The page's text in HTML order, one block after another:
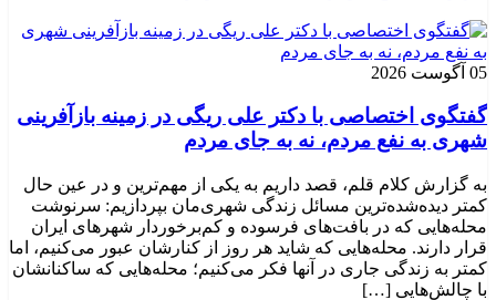
05 آگوست 2026
گفتگوی اختصاصی با دکتر علی ریگی در زمینه بازآفرینی
شهری به نفع مردم، نه به جای مردم
به گزارش کلام قلم، قصد داریم به یکی از مهم‌ترین و در عین حال
کمتر دیده‌شده‌ترین مسائل زندگی شهری‌مان بپردازیم: سرنوشت
محله‌هایی که در بافت‌های فرسوده و کم‌برخوردار شهرهای ایران
قرار دارند. محله‌هایی که شاید هر روز از کنارشان عبور می‌کنیم، اما
کمتر به زندگی جاری در آنها فکر می‌کنیم؛ محله‌هایی که ساکنانشان
با چالش‌هایی […]